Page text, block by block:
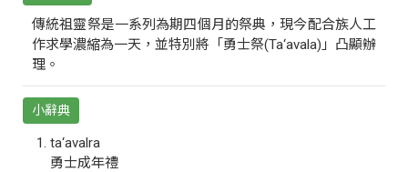
傳統祖靈祭是一系列為期四個月的祭典，現今配合族人工
作求學濃縮為一天，並特別將「勇士祭(Ta‘avala)」凸顯辦
理。
小辭典
ta‘avalra
勇士成年禮